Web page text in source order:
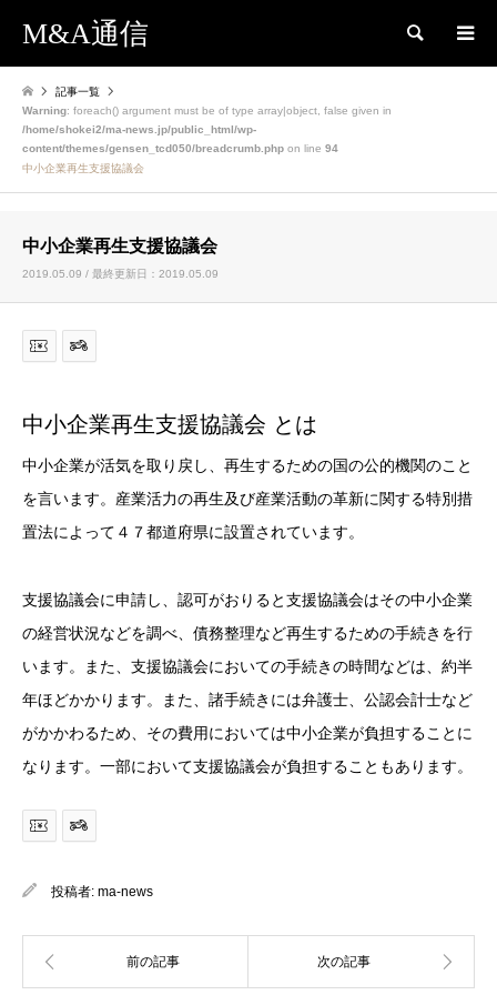
M&A通信 検索
記事一覧
Warning: foreach() argument must be of type array|object, false given in
/home/shokei2/ma-news.jp/public_html/wp-
content/themes/gensen_tcd050/breadcrumb.php on line 94
中小企業再生支援協議会
中小企業再生支援協議会
2019.05.09 / 最終更新日：2019.05.09
中小企業再生支援協議会 とは
中小企業が活気を取り戻し、再生するための国の公的機関のこと
を言います。産業活力の再生及び産業活動の革新に関する特別措
置法によって４７都道府県に設置されています。
支援協議会に申請し、認可がおりると支援協議会はその中小企業
の経営状況などを調べ、債務整理など再生するための手続きを行
います。また、支援協議会においての手続きの時間などは、約半
年ほどかかります。また、諸手続きには弁護士、公認会計士など
がかかわるため、その費用においては中小企業が負担することに
なります。一部において支援協議会が負担することもあります。
投稿者: ma-news